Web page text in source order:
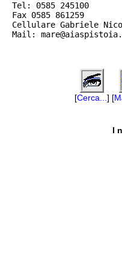
Tel: 0585 245100
Fax 0585 861259
Cellulare Gabriele
Mail:
[Cerca... ] [
I